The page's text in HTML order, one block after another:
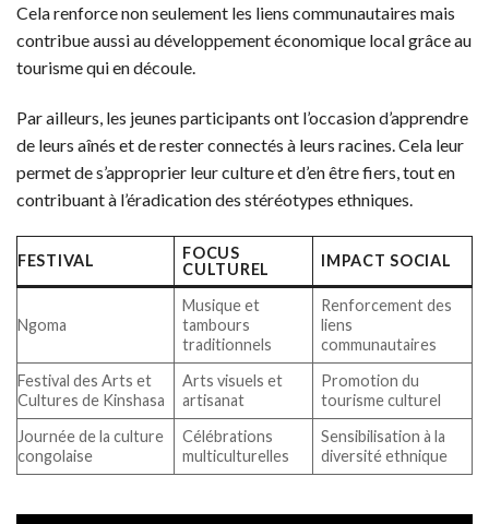
Cela renforce non seulement les liens communautaires mais
contribue aussi au développement économique local grâce au
tourisme qui en découle.
Par ailleurs, les jeunes participants ont l’occasion d’apprendre
de leurs aînés et de rester connectés à leurs racines. Cela leur
permet de s’approprier leur culture et d’en être fiers, tout en
contribuant à l’éradication des stéréotypes ethniques.
FESTIVAL
FOCUS
CULTUREL
IMPACT SOCIAL
Ngoma
Musique et
tambours
traditionnels
Renforcement des
liens
communautaires
Festival des Arts et
Cultures de Kinshasa
Arts visuels et
artisanat
Promotion du
tourisme culturel
Journée de la culture
congolaise
Célébrations
multiculturelles
Sensibilisation à la
diversité ethnique